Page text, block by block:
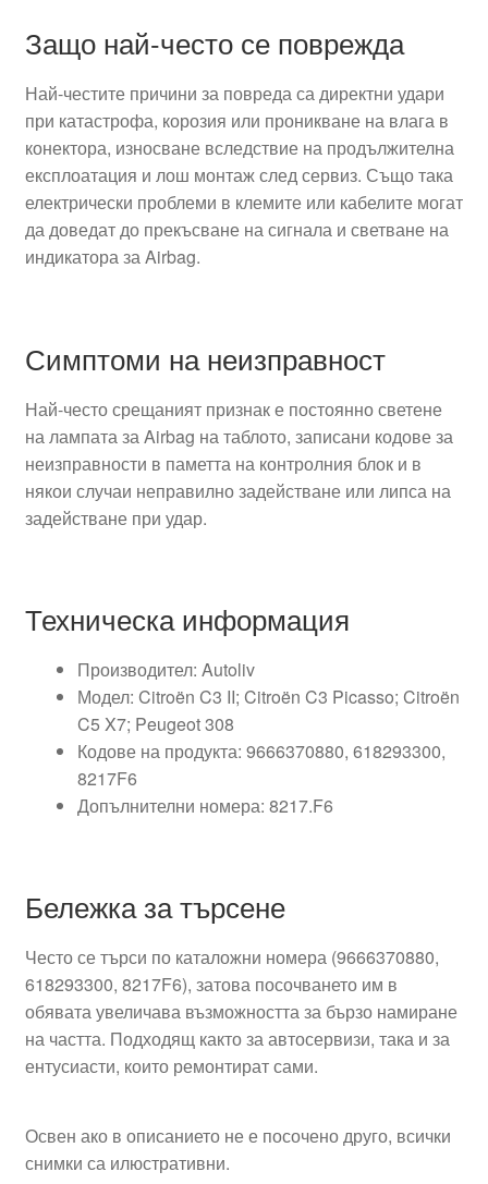
Защо най-често се поврежда
Най-честите причини за повреда са директни удари
при катастрофа, корозия или проникване на влага в
конектора, износване вследствие на продължителна
експлоатация и лош монтаж след сервиз. Също така
електрически проблеми в клемите или кабелите могат
да доведат до прекъсване на сигнала и светване на
индикатора за Airbag.
Симптоми на неизправност
Най-често срещаният признак е постоянно светене
на лампата за Airbag на таблото, записани кодове за
неизправности в паметта на контролния блок и в
някои случаи неправилно задействане или липса на
задействане при удар.
Техническа информация
Производител: Autoliv
Модел: Citroën C3 II; Citroën C3 Picasso; Citroën
C5 X7; Peugeot 308
Кодове на продукта: 9666370880, 618293300,
8217F6
Допълнителни номера: 8217.F6
Бележка за търсене
Често се търси по каталожни номера (9666370880,
618293300, 8217F6), затова посочването им в
обявата увеличава възможността за бързо намиране
на частта. Подходящ както за автосервизи, така и за
ентусиасти, които ремонтират сами.
Освен ако в описанието не е посочено друго, всички
снимки са илюстративни.